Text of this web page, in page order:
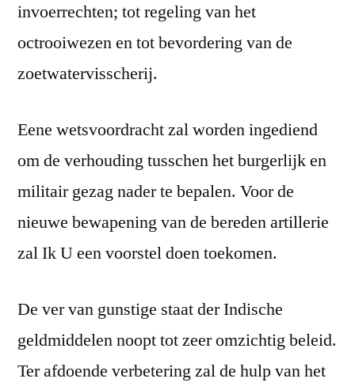
invoerrechten; tot regeling van het
octrooiwezen en tot bevordering van de
zoetwatervisscherij.
Eene wetsvoordracht zal worden ingediend
om de verhouding tusschen het burgerlijk en
militair gezag nader te bepalen. Voor de
nieuwe bewapening van de bereden artillerie
zal Ik U een voorstel doen toekomen.
De ver van gunstige staat der Indische
geldmiddelen noopt tot zeer omzichtig beleid.
Ter afdoende verbetering zal de hulp van het